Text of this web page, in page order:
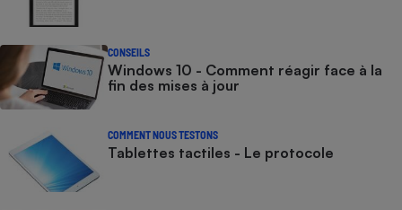
CONSEILS
Windows 10 - Comment réagir face à la
fin des mises à jour
COMMENT NOUS TESTONS
Tablettes tactiles - Le protocole